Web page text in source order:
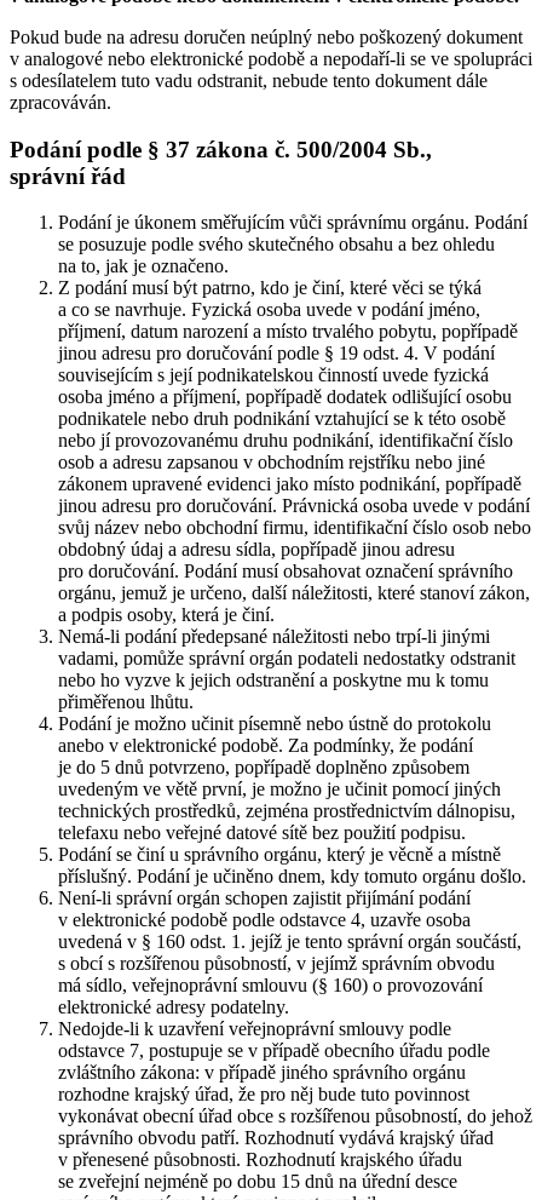
Pokud bude na adresu doručen neúplný nebo poškozený dokument
v analogové nebo elektronické podobě a nepodaří-li se ve spolupráci
s odesílatelem tuto vadu odstranit, nebude tento dokument dále
zpracováván.
Podání podle § 37 zákona č. 500/2004 Sb.,
správní řád
Podání je úkonem směřujícím vůči správnímu orgánu. Podání
se posuzuje podle svého skutečného obsahu a bez ohledu
na to, jak je označeno.
Z podání musí být patrno, kdo je činí, které věci se týká
a co se navrhuje. Fyzická osoba uvede v podání jméno,
příjmení, datum narození a místo trvalého pobytu, popřípadě
jinou adresu pro doručování podle § 19 odst. 4. V podání
souvisejícím s její podnikatelskou činností uvede fyzická
osoba jméno a příjmení, popřípadě dodatek odlišující osobu
podnikatele nebo druh podnikání vztahující se k této osobě
nebo jí provozovanému druhu podnikání, identifikační číslo
osob a adresu zapsanou v obchodním rejstříku nebo jiné
zákonem upravené evidenci jako místo podnikání, popřípadě
jinou adresu pro doručování. Právnická osoba uvede v podání
svůj název nebo obchodní firmu, identifikační číslo osob nebo
obdobný údaj a adresu sídla, popřípadě jinou adresu
pro doručování. Podání musí obsahovat označení správního
orgánu, jemuž je určeno, další náležitosti, které stanoví zákon,
a podpis osoby, která je činí.
Nemá-li podání předepsané náležitosti nebo trpí-li jinými
vadami, pomůže správní orgán podateli nedostatky odstranit
nebo ho vyzve k jejich odstranění a poskytne mu k tomu
přiměřenou lhůtu.
Podání je možno učinit písemně nebo ústně do protokolu
anebo v elektronické podobě. Za podmínky, že podání
je do 5 dnů potvrzeno, popřípadě doplněno způsobem
uvedeným ve větě první, je možno je učinit pomocí jiných
technických prostředků, zejména prostřednictvím dálnopisu,
telefaxu nebo veřejné datové sítě bez použití podpisu.
Podání se činí u správního orgánu, který je věcně a místně
příslušný. Podání je učiněno dnem, kdy tomuto orgánu došlo.
Není-li správní orgán schopen zajistit přijímání podání
v elektronické podobě podle odstavce 4, uzavře osoba
uvedená v § 160 odst. 1. jejíž je tento správní orgán součástí,
s obcí s rozšířenou působností, v jejímž správním obvodu
má sídlo, veřejnoprávní smlouvu (§ 160) o provozování
elektronické adresy podatelny.
Nedojde-li k uzavření veřejnoprávní smlouvy podle
odstavce 7, postupuje se v případě obecního úřadu podle
zvláštního zákona: v případě jiného správního orgánu
rozhodne krajský úřad, že pro něj bude tuto povinnost
vykonávat obecní úřad obce s rozšířenou působností, do jehož
správního obvodu patří. Rozhodnutí vydává krajský úřad
v přenesené působnosti. Rozhodnutí krajského úřadu
se zveřejní nejméně po dobu 15 dnů na úřední desce